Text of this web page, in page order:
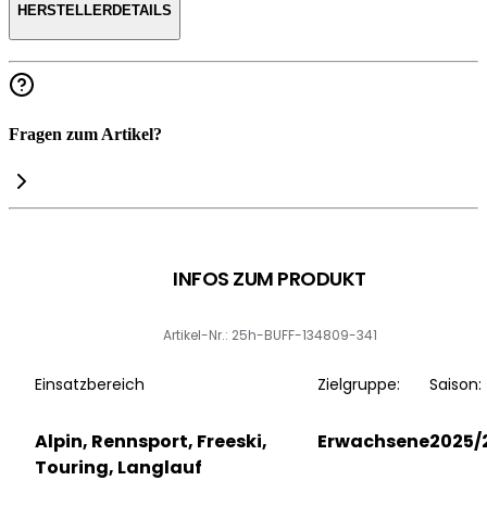
HERSTELLERDETAILS
Fragen zum Artikel?
INFOS ZUM PRODUKT
Artikel-Nr.: 25h-BUFF-134809-341
Einsatzbereich
Alpin, Rennsport, Freeski,
Touring, Langlauf
Zielgruppe:
Erwachsene
Saison:
2025/